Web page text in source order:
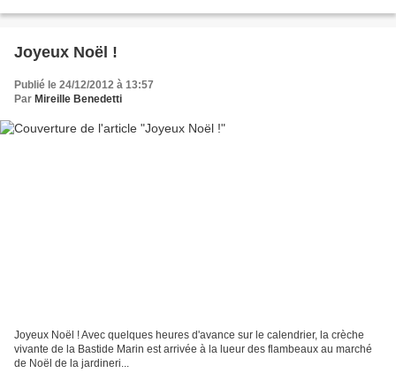
Joyeux Noël !
Publié le 24/12/2012 à 13:57
Par Mireille Benedetti
Joyeux Noël ! Avec quelques heures d'avance sur le calendrier, la crèche
vivante de la Bastide Marin est arrivée à la lueur des flambeaux au marché
de Noël de la jardineri...